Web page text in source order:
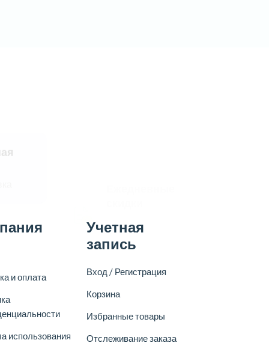
и оплата
использования
Учетная
запись
Вход / Регистрация
Корзина
Избранные товары
Отслеживание заказа